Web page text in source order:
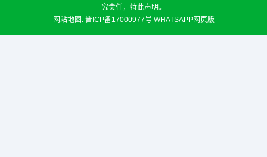
究责任，特此声明。
网站地图 晋ICP备17000977号 WHATSAPP网页版